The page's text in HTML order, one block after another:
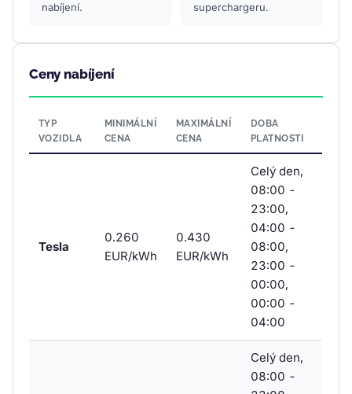
nabíjení.
superchargeru.
Ceny nabíjení
TYP
VOZIDLA
MINIMÁLNÍ
CENA
MAXIMÁLNÍ
CENA
DOBA
PLATNOSTI
Tesla
0.260
EUR/kWh
0.430
EUR/kWh
Celý den,
08:00 -
23:00,
04:00 -
08:00,
23:00 -
00:00,
00:00 -
04:00
Celý den,
08:00 -